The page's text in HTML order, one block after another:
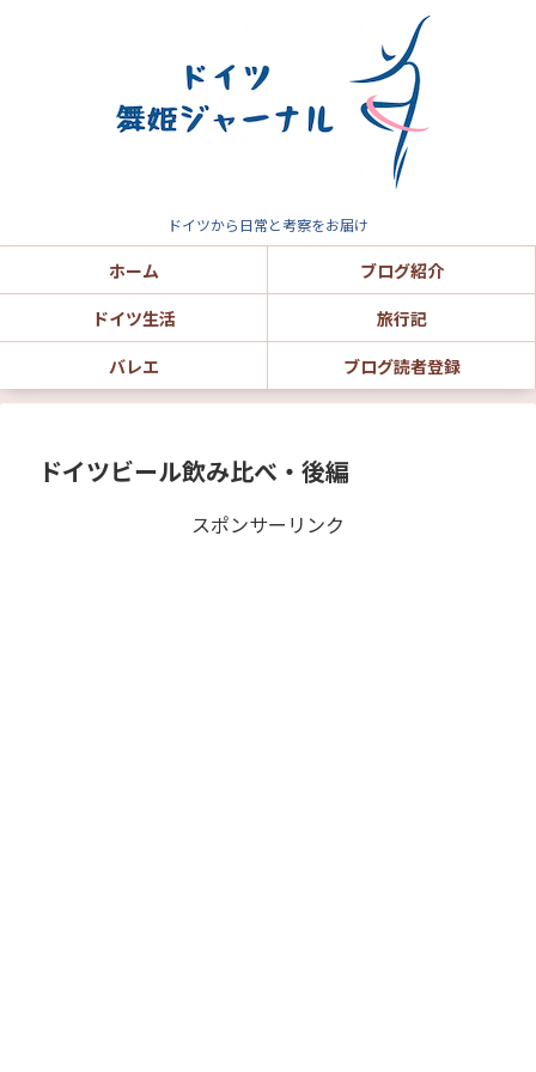
ドイツから日常と考察をお届け
ホーム
ブログ紹介
ドイツ生活
旅行記
バレエ
ブログ読者登録
ドイツビール飲み比べ・後編
スポンサーリンク